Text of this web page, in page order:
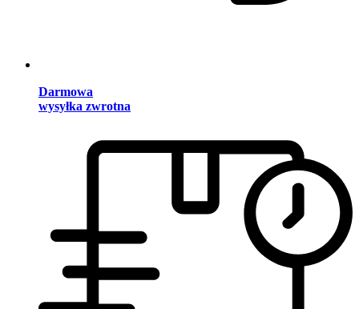
Darmowa
wysyłka zwrotna